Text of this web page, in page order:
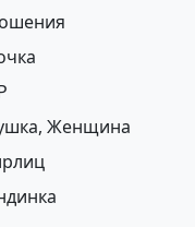
Женщина